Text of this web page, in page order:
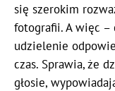
się szerokim
fotografii. A więc –
udzielenie
czas. Sprawia, że
głosie,